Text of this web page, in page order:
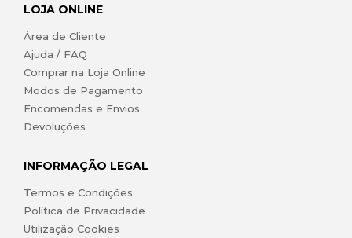
LOJA ONLINE
Área de Cliente
Ajuda / FAQ
Comprar na Loja Online
Modos de Pagamento
Encomendas e Envios
Devoluções
INFORMAÇÃO LEGAL
Termos e Condições
Política de Privacidade
Utilização Cookies